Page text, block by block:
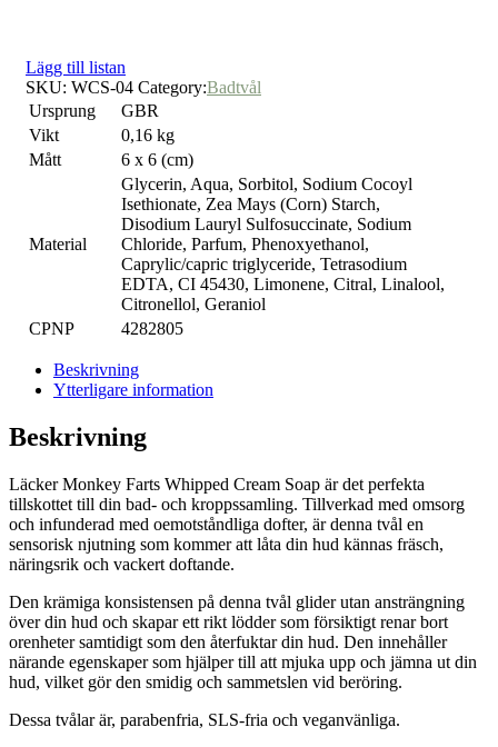
Lägg till listan
SKU: WCS-04 Category:Badtvål
Ursprung
GBR
Vikt
0,16 kg
Mått
6 x 6 (cm)
Material
Glycerin, Aqua, Sorbitol, Sodium Cocoyl
Isethionate, Zea Mays (Corn) Starch,
Disodium Lauryl Sulfosuccinate, Sodium
Chloride, Parfum, Phenoxyethanol,
Caprylic/capric triglyceride, Tetrasodium
EDTA, CI 45430, Limonene, Citral, Linalool,
Citronellol, Geraniol
CPNP
4282805
Beskrivning
Ytterligare information
Beskrivning
Läcker Monkey Farts Whipped Cream Soap är det perfekta
tillskottet till din bad- och kroppssamling. Tillverkad med omsorg
och infunderad med oemotståndliga dofter, är denna tvål en
sensorisk njutning som kommer att låta din hud kännas fräsch,
näringsrik och vackert doftande.
Den krämiga konsistensen på denna tvål glider utan ansträngning
över din hud och skapar ett rikt lödder som försiktigt renar bort
orenheter samtidigt som den återfuktar din hud. Den innehåller
närande egenskaper som hjälper till att mjuka upp och jämna ut din
hud, vilket gör den smidig och sammetslen vid beröring.
Dessa tvålar är, parabenfria, SLS-fria och veganvänliga.